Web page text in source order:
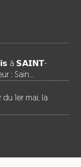
à 𝗦𝗔𝗜𝗡𝗧-
: Sain…
1er mai, la